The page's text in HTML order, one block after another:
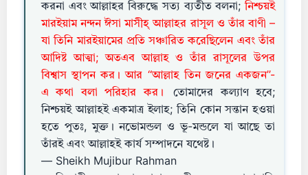
করনা এবং আল্লাহর বিরুদ্ধে সত্য ব্যতীত বলনা;নিশ্চয়ই
মারইয়াম নন্দন ঈসা মাসীহ্ আল্লাহর রাসূল ও তাঁর বাণী –
যা তিনি মারইয়ামের প্রতি সঞ্চারিত করেছিলেন এবং তাঁর
আদিষ্ট আত্মা; অতএব আল্লাহ ও তাঁর রাসূলের উপর
বিশ্বাস স্থাপন কর। আর ‘‘আল্লাহ তিন জনের একজন’’-
এ কথা বলা পরিহার কর।
তোমাদের কল্যাণ হবে;
নিশ্চয়ই আল্লাহই একমাত্র ইলাহ; তিনি কোন সন্তান হওয়া
হতে পুতঃ, মুক্ত। নভোমন্ডল ও ভূ-মন্ডলে যা আছে তা
তাঁরই এবং আল্লাহই কার্য সম্পাদনে যথেষ্ট।
— Sheikh Mujibur Rahman